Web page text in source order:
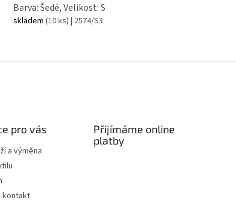
Barva: Šedé, Velikost: S
skladem (10 ks) | 2574/S3
pro vás
a výměna
kontakt
Přijímáme online
platby